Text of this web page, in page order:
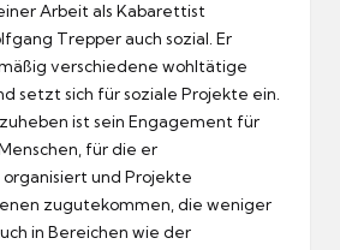
Arbeit als Kabarettist
Trepper auch sozial. Er
verschiedene wohltätige
setzt sich für soziale Projekte ein.
ist sein Engagement für
für die er
und Projekte
zugutekommen, die weniger
in Bereichen wie der